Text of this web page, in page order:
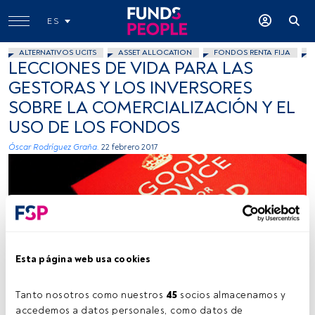
Esta página web usa cookies
Tanto nosotros como nuestros 45 socios almacenamos y
accedemos a datos personales, como datos de
ES
ALTERNATIVOS UCITS ASSET ALLOCATION FONDOS RENTA FIJA
LECCIONES DE VIDA PARA LAS
GESTORAS Y LOS INVERSORES
SOBRE LA COMERCIALIZACIÓN Y EL
USO DE LOS FONDOS
Óscar Rodríguez Graña. 22 febrero 2017